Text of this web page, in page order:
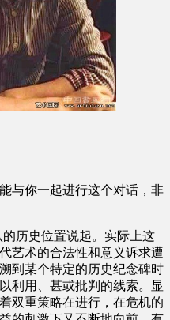
你一起进行这个对话，非
历史位置说起。实际上这
艺术的合法性和意义诉求遭
到某个特定的历史纪念碑时
利用、甚或批判的线索。显
双重策略在进行，在危机的